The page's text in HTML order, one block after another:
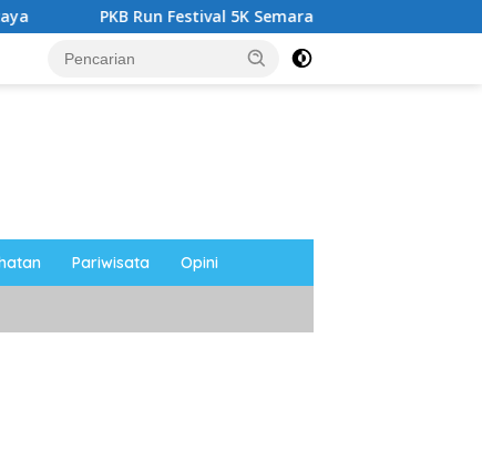
5K Semarakkan Magetan, Ribuan Pelari Rayakan HUT ke-
Pariwisata Opini